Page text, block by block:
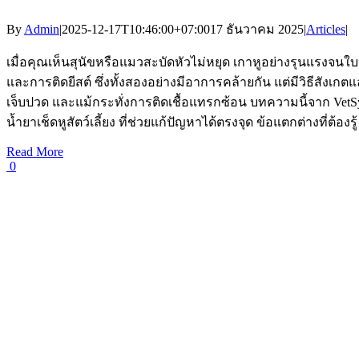
By Admin|2025-12-17T10:46:00+07:0017 ธันวาคม 2025|Articles|
เมื่อคุณเห็นสุนัขหรือแมวสะบัดหัวไม่หยุด เกาหูอย่างรุนแรงจน
และการติดยีสต์ ซึ่งทั้งสองอย่างมีอาการคล้ายกัน แต่มีวิธีสังเกต
เจ็บปวด และแม้กระทั่งการติดเชื้อแทรกซ้อน บทความนี้จาก
น้ำยาเช็ดหูสัตว์เลี้ยง ที่ช่วยแก้ปัญหาได้ตรงจุด ข้อแตกต่างที่ต้องรู้
Read More
0